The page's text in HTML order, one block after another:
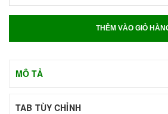
THÊM VÀO GIỎ
MÔ TẢ
TAB TÙY CHỈNH